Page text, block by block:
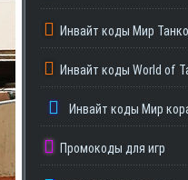
Инвайт коды Мир
Инвайт коды World of
Инвайт коды Мир
Промокоды для игр